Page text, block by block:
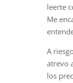
leerte
Me
A
atrevo
los